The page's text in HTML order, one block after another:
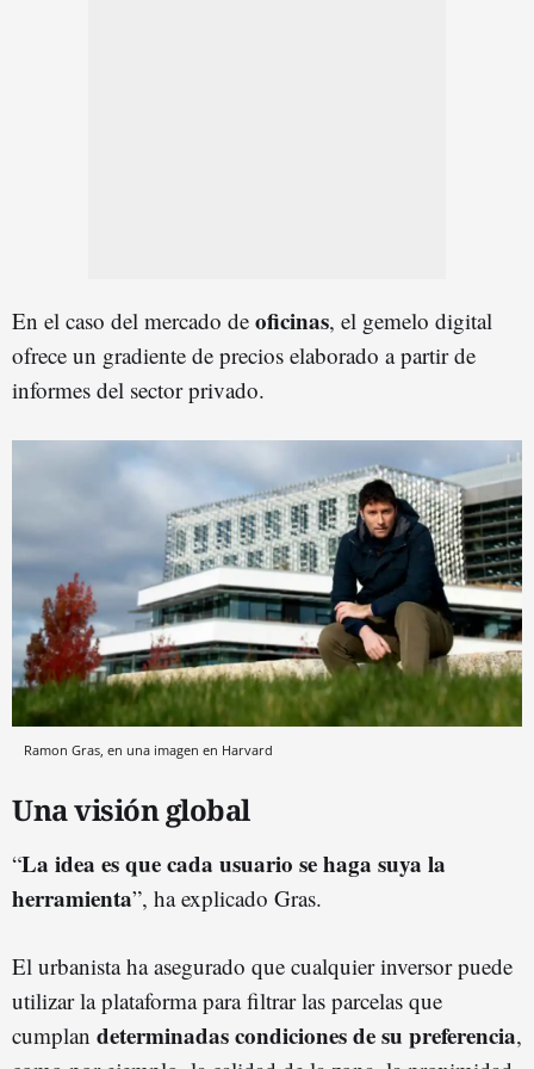
En el caso del mercado de oficinas, el gemelo digital
ofrece un gradiente de precios elaborado a partir de
informes del sector privado.
Ramon Gras, en una imagen en Harvard
Una visión global
“La idea es que cada usuario se haga suya la
herramienta”, ha explicado Gras.
El urbanista ha asegurado que cualquier inversor puede
utilizar la plataforma para filtrar las parcelas que
cumplan determinadas condiciones de su preferencia,